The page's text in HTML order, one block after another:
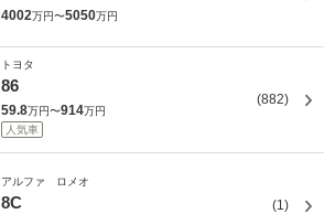
4002万円〜5050万円
トヨタ
86
59.8万円〜914万円
人気車
(882)
アルファ ロメオ
8C (1)